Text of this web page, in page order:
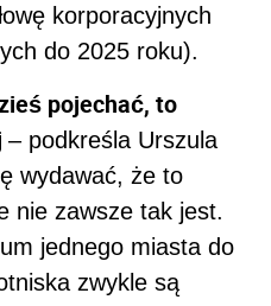
korporacyjnych
do 2025 roku).
pojechać, to
– podkreśla Urszula
wydawać, że to
nie zawsze tak jest.
jednego miasta do
zwykle są